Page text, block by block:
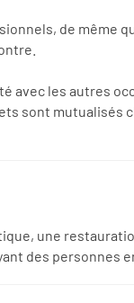
de même
avec les autres
sont
une
des personnes